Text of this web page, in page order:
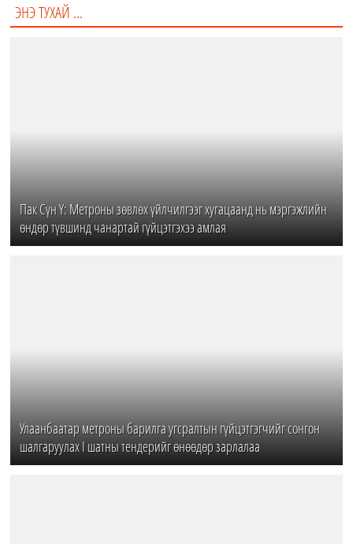
ЭНЭ ТУХАЙ ...
Пак Сүн Ү: Метроны зөвлөх үйлчилгээг хугацаанд нь мэргэжлийн
өндөр түвшинд чанартай гүйцэтгэхээ амлая
Улаанбаатар метроны барилга угсралтын гүйцэтгэгчийг сонгон
шалгаруулах I шатны тендерийг өнөөдөр зарлалаа